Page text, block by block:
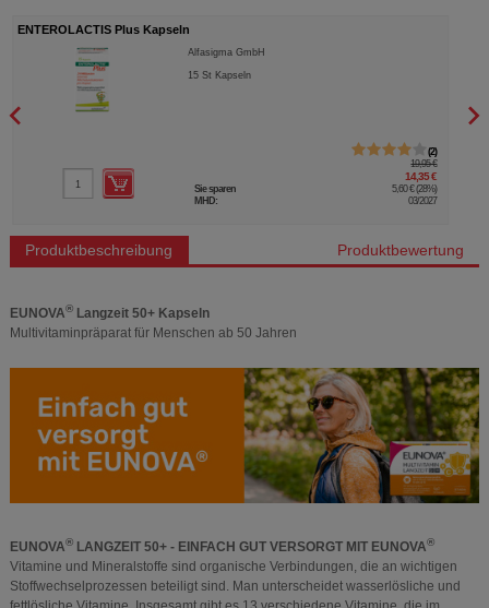
ENTEROLACTIS Plus Kapseln
Alfasigma GmbH
15St Kapseln
2
19,95 €
14,35 €
Sie sparen 5,60 € (28%)
MHD:
03/2027
Produktbeschreibung Produktbewertung
EUNOVA®Langzeit 50+ Kapseln
Multivitaminpräparat für Menschen ab 50 Jahren
EUNOVA®LANGZEIT 50+ - EINFACH GUT VERSORGT MIT EUNOVA®
Vitamine und Mineralstoffe sind organische Verbindungen, die an wichtigen
Stoffwechselprozessen beteiligt sind. Man unterscheidet wasserlösliche und